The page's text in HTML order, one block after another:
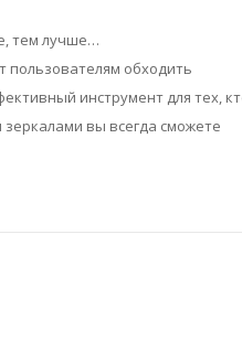
тем лучше…
пользователям обходить
инструмент для тех,
вы всегда сможете